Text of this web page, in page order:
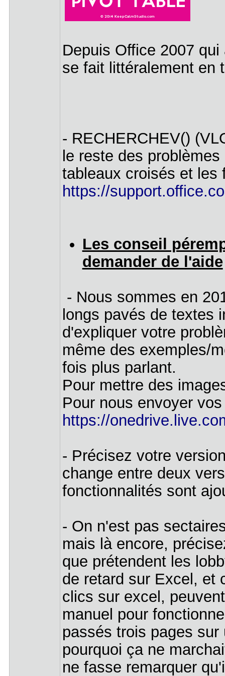
Depuis Office 2007
se fait littéralement en
- RECHERCHEV()
le reste des
tableaux croisés et les
https://
Les conseil
demander de l'aide
- Nous sommes en
longs pavés de textes
d'expliquer votre
même des exemples/
fois plus parlant.
Pour mettre des
Pour nous envoyer
https://
- Précisez votre
change entre deux
fonctionnalités sont
- On n'est pas
mais là encore,
que prétendent les
de retard sur Excel, et
clics sur excel,
manuel pour
passés trois pages
pourquoi ça ne
ne fasse remarquer